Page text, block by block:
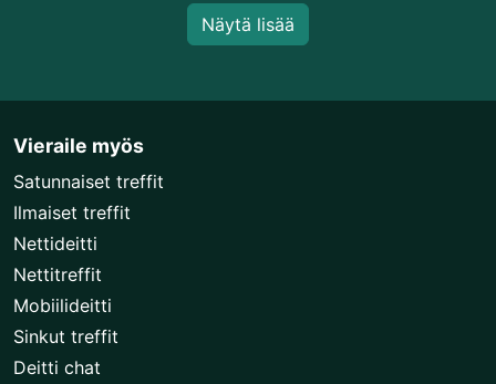
Näytä lisää
Vieraile myös
Satunnaiset treffit
Ilmaiset treffit
Nettideitti
Nettitreffit
Mobiilideitti
Sinkut treffit
Deitti chat